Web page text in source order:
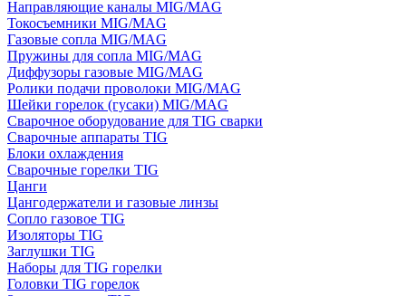
Направляющие каналы MIG/MAG
Токосъемники MIG/MAG
Газовые сопла MIG/MAG
Пружины для сопла MIG/MAG
Диффузоры газовые MIG/MAG
Ролики подачи проволоки MIG/MAG
Шейки горелок (гусаки) MIG/MAG
Сварочное оборудование для TIG сварки
Сварочные аппараты TIG
Блоки охлаждения
Сварочные горелки TIG
Цанги
Цангодержатели и газовые линзы
Сопло газовое TIG
Изоляторы TIG
Заглушки TIG
Наборы для TIG горелки
Головки TIG горелок